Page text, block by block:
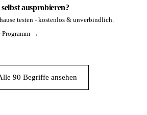
ausprobieren?
testen - kostenlos & unverbindlich.
Programm →
90 Begriffe ansehen